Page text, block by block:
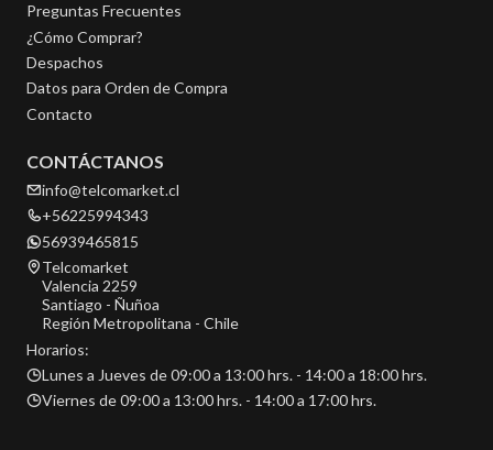
Preguntas Frecuentes
¿Cómo Comprar?
Despachos
Datos para Orden de Compra
Contacto
CONTÁCTANOS
info@telcomarket.cl
+56225994343
56939465815
Telcomarket
Valencia 2259
Santiago - Ñuñoa
Región Metropolitana - Chile
Horarios:
Lunes a Jueves de 09:00 a 13:00 hrs. - 14:00 a 18:00 hrs.
Viernes de 09:00 a 13:00 hrs. - 14:00 a 17:00 hrs.